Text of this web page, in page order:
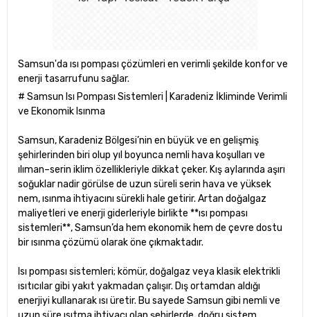
Samsun'da ısı pompası çözümleri en verimli şekilde konfor ve
enerji tasarrufunu sağlar.
# Samsun Isı Pompası Sistemleri | Karadeniz İkliminde Verimli
ve Ekonomik Isınma
Samsun, Karadeniz Bölgesi’nin en büyük ve en gelişmiş
şehirlerinden biri olup yıl boyunca nemli hava koşulları ve
ılıman–serin iklim özellikleriyle dikkat çeker. Kış aylarında aşırı
soğuklar nadir görülse de uzun süreli serin hava ve yüksek
nem, ısınma ihtiyacını sürekli hale getirir. Artan doğalgaz
maliyetleri ve enerji giderleriyle birlikte **ısı pompası
sistemleri**, Samsun’da hem ekonomik hem de çevre dostu
bir ısınma çözümü olarak öne çıkmaktadır.
Isı pompası sistemleri; kömür, doğalgaz veya klasik elektrikli
ısıtıcılar gibi yakıt yakmadan çalışır. Dış ortamdan aldığı
enerjiyi kullanarak ısı üretir. Bu sayede Samsun gibi nemli ve